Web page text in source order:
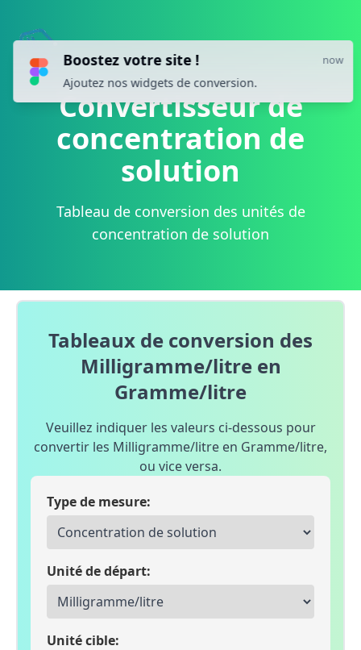
Convertisseur de
concentration de
solution
Tableau de conversion des unités de
concentration de solution
Tableaux de conversion des
Milligramme/litre en
Gramme/litre
Veuillez indiquer les valeurs ci-dessous pour
convertir les Milligramme/litre en Gramme/litre,
ou vice versa.
Type de mesure:
Unité de départ:
Unité cible:
Boostez votre site ! now
Ajoutez nos widgets de conversion.